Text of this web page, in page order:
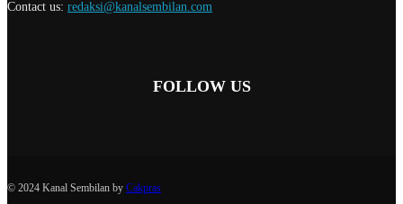
Contact us: redaksi@kanalsembilan.com
FOLLOW US
© 2024 Kanal Sembilan by Cakpras